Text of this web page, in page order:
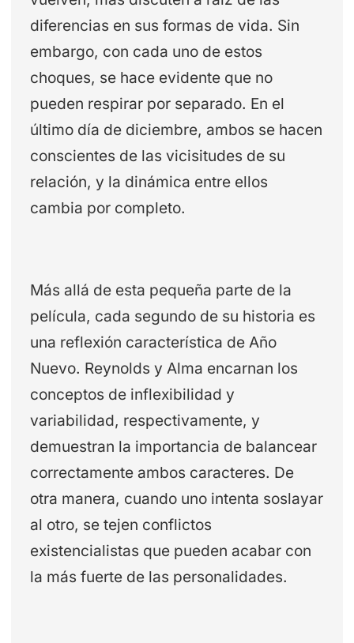
diferencias en sus formas de vida. Sin
embargo, con cada uno de estos
choques, se hace evidente que no
pueden respirar por separado. En el
último día de diciembre, ambos se hacen
conscientes de las vicisitudes de su
relación, y la dinámica entre ellos
cambia por completo.
Más allá de esta pequeña parte de la
película, cada segundo de su historia es
una reflexión característica de Año
Nuevo. Reynolds y Alma encarnan los
conceptos de inflexibilidad y
variabilidad, respectivamente, y
demuestran la importancia de balancear
correctamente ambos caracteres. De
otra manera, cuando uno intenta soslayar
al otro, se tejen conflictos
existencialistas que pueden acabar con
la más fuerte de las personalidades.